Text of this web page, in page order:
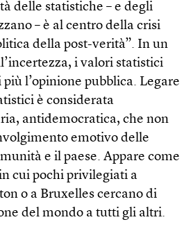
delle statistiche – e degli
– è al centro della crisi
della post-verità”. In un
i valori statistici
l’opinione pubblica. Legare
è considerata
antidemocratica, che non
emotivo delle
e il paese. Appare come
cui pochi privilegiati a
o a Bruxelles cercano di
del mondo a tutti gli altri.